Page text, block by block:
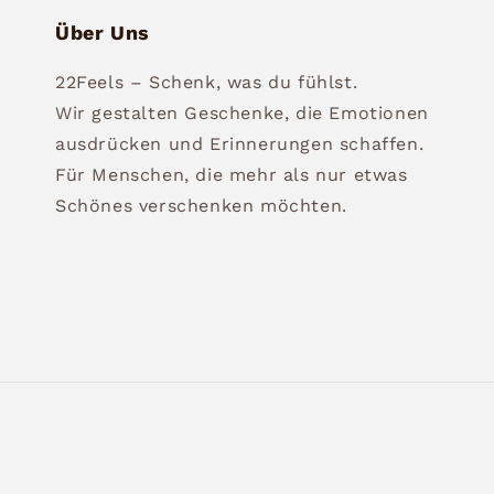
Über Uns
22Feels – Schenk, was du fühlst.
Wir gestalten Geschenke, die Emotionen
ausdrücken und Erinnerungen schaffen.
Für Menschen, die mehr als nur etwas
Schönes verschenken möchten.